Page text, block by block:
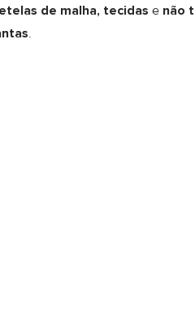
de malha, tecidas e não
.